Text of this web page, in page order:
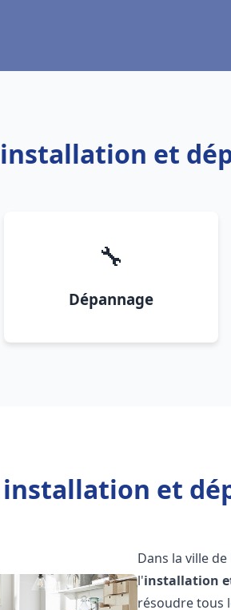
et
🔧
Dépannage
installation et
Dans la ville de
l'installation
résoudre tous